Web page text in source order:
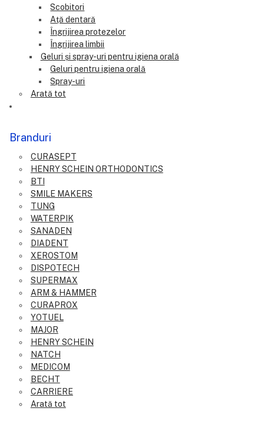
Scobitori
Ață dentară
Îngrijirea protezelor
Îngrijirea limbii
Geluri și spray-uri pentru igiena orală
Geluri pentru igiena orală
Spray-uri
Arată tot
Branduri
CURASEPT
HENRY SCHEIN ORTHODONTICS
BTI
SMILE MAKERS
TUNG
WATERPIK
SANADEN
DIADENT
XEROSTOM
DISPOTECH
SUPERMAX
ARM & HAMMER
CURAPROX
YOTUEL
MAJOR
HENRY SCHEIN
NATCH
MEDICOM
BECHT
CARRIERE
Arată tot